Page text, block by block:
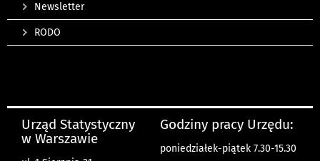
Newsletter
RODO
Urząd Statystyczny
w Warszawie
Godziny pracy Urzędu:
poniedziałek-piątek 7.30-15.30